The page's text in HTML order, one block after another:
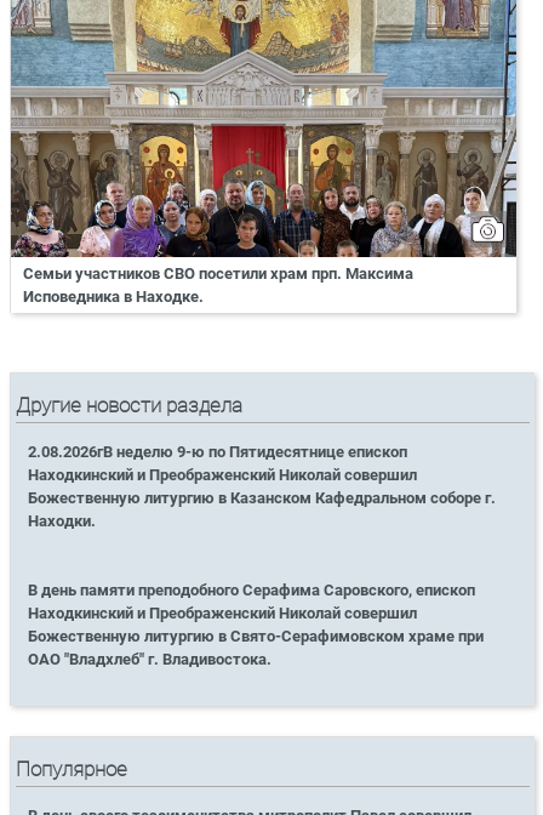
Семьи участников СВО посетили храм прп. Максима
Исповедника в Находке.
Другие новости раздела
2.08.2026гВ неделю 9-ю по Пятидесятнице епископ
Находкинский и Преображенский Николай совершил
Божественную литургию в Казанском Кафедральном соборе г.
Находки.
В день памяти преподобного Серафима Саровского, епископ
Находкинский и Преображенский Николай совершил
Божественную литургию в Свято-Серафимовском храме при
ОАО "Владхлеб" г. Владивостока.
Популярное